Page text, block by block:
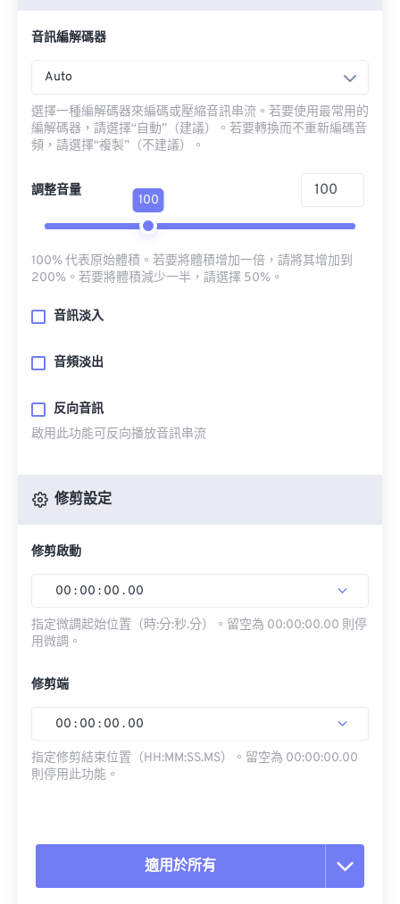
音訊編解碼器
Auto
選擇一種編解碼器來編碼或壓縮音訊串流。若要使用最常用的
編解碼器，請選擇“自動”（建議）。若要轉換而不重新編碼音
頻，請選擇“複製”（不建議）。
調整音量
100
100% 代表原始體積。若要將體積增加一倍，請將其增加到
200%。若要將體積減少一半，請選擇 50%。
音訊淡入
音頻淡出
反向音訊
啟用此功能可反向播放音訊串流
修剪設定
修剪啟動
00 : 00 : 00 . 00
指定微調起始位置（時:分:秒.分）。留空為 00:00:00.00 則停
用微調。
修剪端
00 : 00 : 00 . 00
指定修剪結束位置（HH:MM:SS.MS）。留空為 00:00:00.00
則停用此功能。
適用於所有